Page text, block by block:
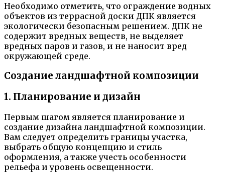
Необходимо отметить, что ограждение водных
объектов из террасной доски ДПК является
экологически безопасным решением. ДПК не
содержит вредных веществ, не выделяет
вредных паров и газов, и не наносит вред
окружающей среде.
Создание ландшафтной композиции
1. Планирование и дизайн
Первым шагом является планирование и
создание дизайна ландшафтной композиции.
Вам следует определить границы участка,
выбрать общую концепцию и стиль
оформления, а также учесть особенности
рельефа и уровень освещенности.